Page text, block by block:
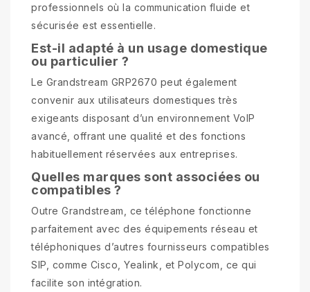
professionnels où la communication fluide et
sécurisée est essentielle.
Est-il adapté à un usage domestique
ou particulier ?
Le Grandstream GRP2670 peut également
convenir aux utilisateurs domestiques très
exigeants disposant d’un environnement VoIP
avancé, offrant une qualité et des fonctions
habituellement réservées aux entreprises.
Quelles marques sont associées ou
compatibles ?
Outre Grandstream, ce téléphone fonctionne
parfaitement avec des équipements réseau et
téléphoniques d’autres fournisseurs compatibles
SIP, comme Cisco, Yealink, et Polycom, ce qui
facilite son intégration.